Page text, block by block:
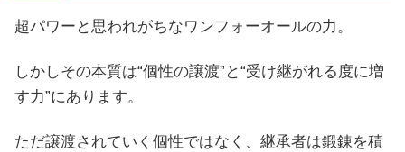
超パワーと思われがちなワンフォーオールの力。
しかしその本質は“個性の譲渡”と“受け継がれる度に増
す力”にあります。
ただ譲渡されていく個性ではなく、継承者は鍛錬を積